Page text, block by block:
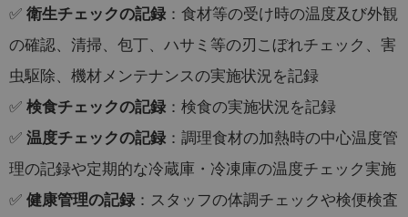
✅ 衛生チェックの記録 ：食材等の受け時の温度及び外観
の確認、清掃、包丁、ハサミ等の刃こぼれチェック、害
虫駆除、機材メンテナンスの実施状況を記録
✅ 検食チェックの記録 ：検食の実施状況を記録
✅ 温度チェックの記録 ：調理食材の加熱時の中心温度管
理の記録や定期的な冷蔵庫・冷凍庫の温度チェック実施
✅ 健康管理の記録 ：スタッフの体調チェックや検便検査